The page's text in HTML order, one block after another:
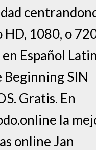
1080, o
Español
Beginning SIN
Gratis. En
la
online Jan